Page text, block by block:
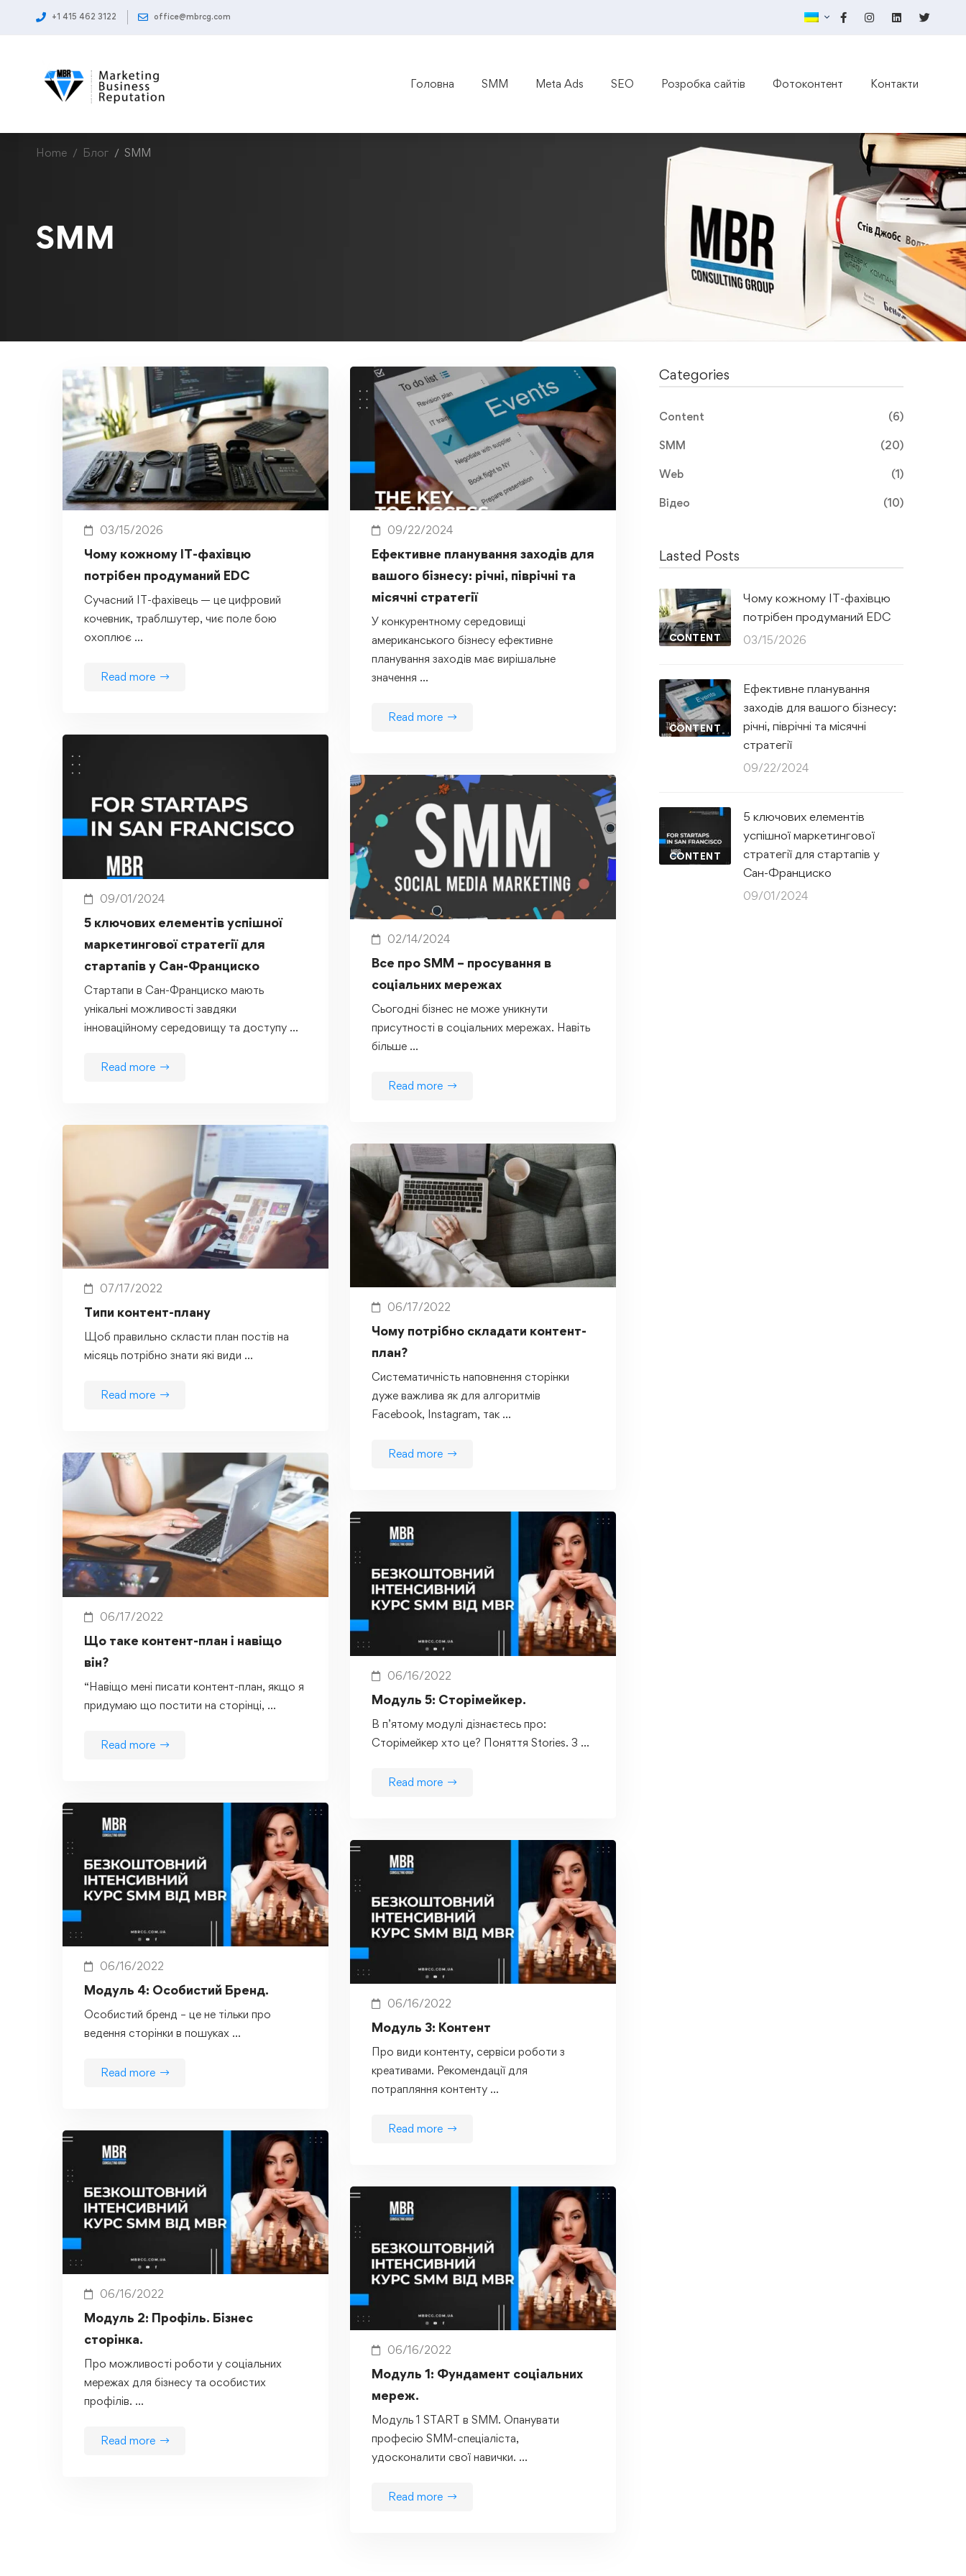
+1 415 462 3122 office@mbrcg.com
Головна SMM Meta Ads SEO Розробка сайтів Фотоконтент Контакти
Home Блог SMM
SMM
03/15/2026
Чому кожному IT-фахівцю
потрібен продуманий EDC
Сучасний IT-фахівець — це цифровий
кочевник, траблшутер, чиє поле бою
охоплює …
Read more
09/22/2024
Ефективне планування заходів для
вашого бізнесу: річні, піврічні та
місячні стратегії
У конкурентному середовищі
американського бізнесу ефективне
планування заходів має вирішальне
значення …
Read more
09/01/2024
5 ключових елементів успішної
маркетингової стратегії для
стартапів у Сан-Франциско
Стартапи в Сан-Франциско мають
унікальні можливості завдяки
інноваційному середовищу та доступу …
Read more
02/14/2024
Все про SMM – просування в
соціальних мережах
Сьогодні бізнес не може уникнути
присутності в соціальних мережах. Навіть
більше …
Read more
07/17/2022
Типи контент-плану
Щоб правильно скласти план постів на
місяць потрібно знати які види …
Read more
06/17/2022
Чому потрібно складати контент-
план?
Систематичність наповнення сторінки
дуже важлива як для алгоритмів
Facebook, Instagram, так …
Read more
06/17/2022
Що таке контент-план і навіщо
він?
“Навіщо мені писати контент-план, якщо я
придумаю що постити на сторінці, …
Read more
06/16/2022
Модуль 5: Сторімейкер.
В п’ятому модулі дізнаєтесь про:
Сторімейкер хто це? Поняття Stories. З …
Read more
06/16/2022
Модуль 4: Особистий Бренд.
Особистий бренд – це не тільки про
ведення сторінки в пошуках …
Read more
06/16/2022
Модуль 3: Контент
Про види контенту, сервіси роботи з
креативами. Рекомендації для
потрапляння контенту …
Read more
06/16/2022
Модуль 2: Профіль. Бізнес
сторінка.
Про можливості роботи у соціальних
мережах для бізнесу та особистих
профілів. …
Read more
06/16/2022
Модуль 1: Фундамент соціальних
мереж.
Модуль 1 START в SMM. Опанувати
професію SMM-спеціаліста,
удосконалити свої навички. …
Read more
Categories
Content (6)
SMM (20)
Web (1)
Відео (10)
Lasted Posts
CONTENT
Чому кожному IT-фахівцю
потрібен продуманий EDC
03/15/2026
CONTENT
Ефективне планування
заходів для вашого бізнесу:
річні, піврічні та місячні
стратегії
09/22/2024
CONTENT
5 ключових елементів
успішної маркетингової
стратегії для стартапів у
Сан-Франциско
09/01/2024